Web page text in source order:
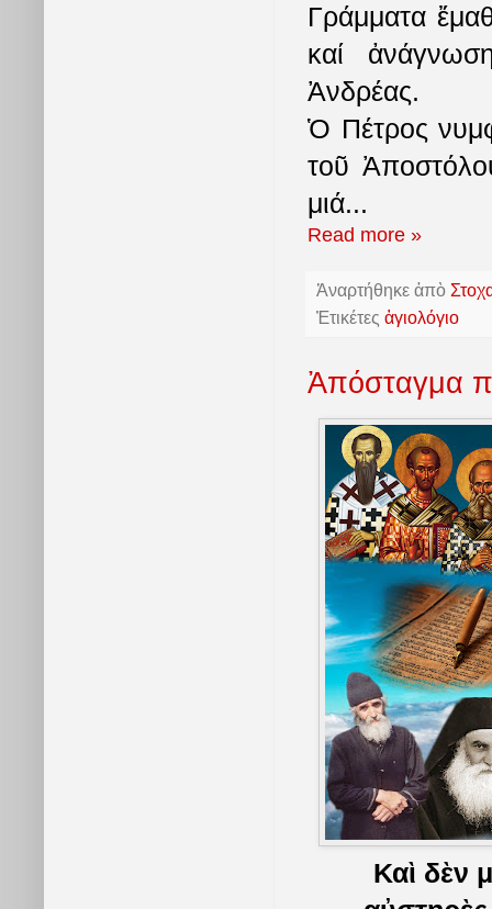
Γράμματα
καί
Ἀνδρέας.
Ὁ Πέτρος
τοῦ
μιά...
Read more »
Ἀναρτήθηκε ἀπὸ
Ἐτικέτες ἁγιολόγιο
Ἀπόσταγμα
Καὶ δὲν